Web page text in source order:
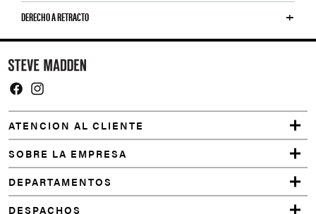
DERECHO A RETRACTO
Y
ATENCION AL CLIENTE
SOBRE LA EMPRESA
DEPARTAMENTOS
DESPACHOS